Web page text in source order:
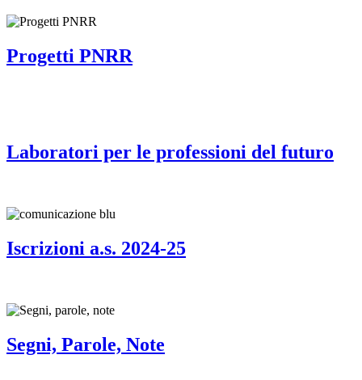
Progetti PNRR
Laboratori per le professioni del futuro
Iscrizioni a.s. 2024-25
Segni, Parole, Note